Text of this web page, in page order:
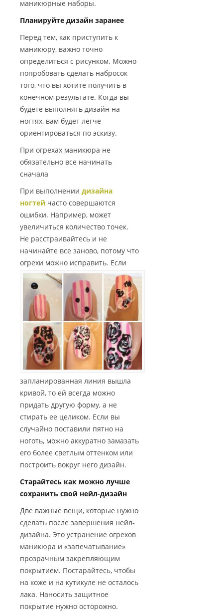
маникюрные наборы.
Планируйте дизайн заранее
Перед тем, как приступить к
маникюру, важно точно
определиться с рисунком. Можно
попробовать сделать набросок
того, что вы хотите получить в
конечном результате. Когда вы
будете выполнять дизайн на
ногтях, вам будет легче
ориентироваться по эскизу.
При огрехах маникюра не
обязательно все начинать
сначала
При выполнении дизайна
ногтей часто совершаются
ошибки. Например, может
увеличиться количество точек.
Не расстраивайтесь и не
начинайте все заново, потому что
огрехи можно исправить. Если
запланированная линия вышла
кривой, то ей всегда можно
придать другую форму, а не
стирать ее целиком. Если вы
случайно поставили пятно на
ноготь, можно аккуратно замазать
его более светлым оттенком или
построить вокруг него дизайн.
Старайтесь как можно лучше
сохранить свой нейл-дизайн
Две важные вещи, которые нужно
сделать после завершения нейл-
дизайна. Это устранение огрехов
маникюра и «запечатывание»
прозрачным закрепляющим
покрытием. Постарайтесь, чтобы
на коже и на кутикуле не осталось
лака. Наносить защитное
покрытие нужно осторожно.